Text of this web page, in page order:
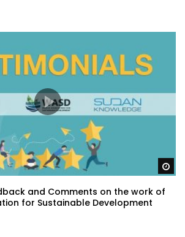
and Comments on the work of
for Sustainable Development